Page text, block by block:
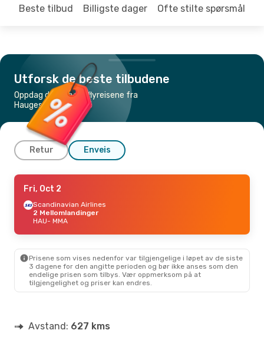
Beste tilbud Billigste dager Ofte stilte spørsmål
Utforsk de beste tilbudene
Oppdag de billigste flyreisene fra
Haugesund til Malmö
Retur Enveis
Thu, Sep 10
Scandinavian Airlines
2 Mellomlandinger
HAU- MMA
2 Mellomlandinger
Fri, Oct 2
Scandinavian Airlines
2 Mellomlandinger
HAU- MMA
Prisene som vises nedenfor var tilgjengelige i løpet av de siste
3 dagene for den angitte perioden og bør ikke anses som den
endelige prisen som tilbys. Vær oppmerksom på at
tilgjengelighet og priser kan endres.
Avstand: 627 kms